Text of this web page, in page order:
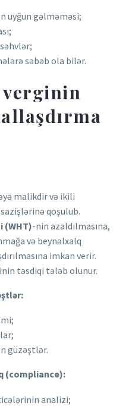
uyğun gəlməməsi;
səbəb ola bilər.
malikdir və ikili
qoşulub.
(WHT)-nin azaldılmasına,
və beynəlxalq
imkan verir.
təsdiqi tələb olunur.
güzəştlər.
(compliance):
analizi;